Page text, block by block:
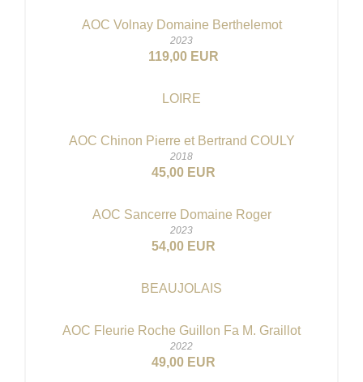
AOC Volnay Domaine Berthelemot
2023
119,00 EUR
LOIRE
AOC Chinon Pierre et Bertrand COULY
2018
45,00 EUR
AOC Sancerre Domaine Roger
2023
54,00 EUR
BEAUJOLAIS
AOC Fleurie Roche Guillon Fa M. Graillot
2022
49,00 EUR